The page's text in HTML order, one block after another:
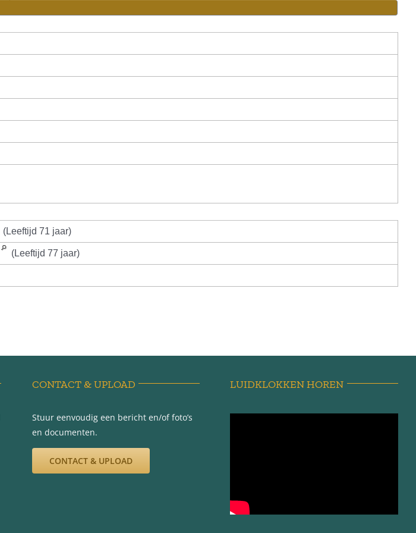
(Leeftijd 71 jaar)
(Leeftijd 77 jaar)
CONTACT & UPLOAD
Stuur eenvoudig een bericht en/of foto’s
en documenten.
CONTACT & UPLOAD
LUIDKLOKKEN HOREN